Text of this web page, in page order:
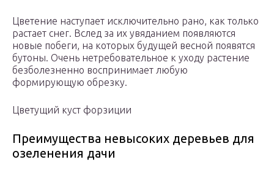
Цветение наступает исключительно рано, как только
растает снег. Вслед за их увяданием появляются
новые побеги, на которых будущей весной появятся
бутоны. Очень нетребовательное к уходу растение
безболезненно воспринимает любую
формирующую обрезку.
Цветущий куст форзиции
Преимущества невысоких деревьев для
озеленения дачи